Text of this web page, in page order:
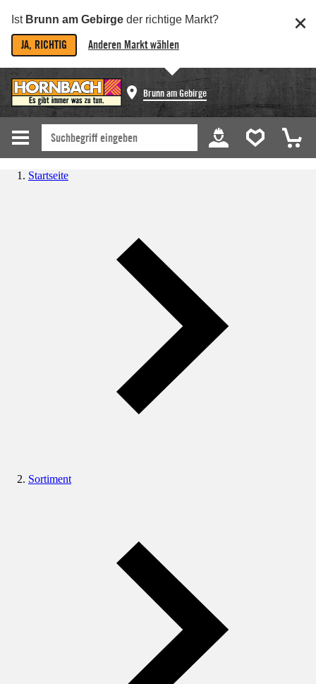
Ist Brunn am Gebirge der richtige Markt?
JA, RICHTIG Anderen Markt wählen
Brunn am Gebirge
Startseite
Sortiment